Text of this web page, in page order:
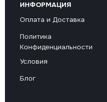
ИНФОРМАЦИЯ
Оплата и Доставка
Политика
Конфиденциальности
Условия
Блог